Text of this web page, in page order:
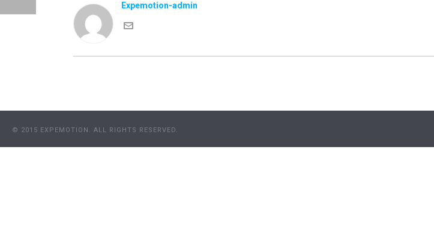
Expemotion-admin
© 2015 EXPEMOTION. ALL RIGHTS RESERVED.